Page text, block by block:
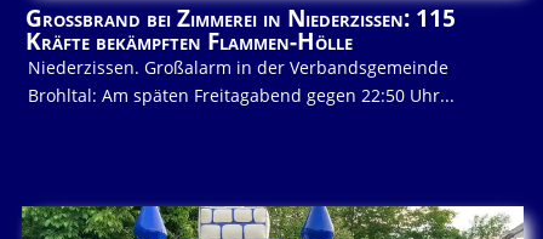
Großbrand bei Zimmerei in Niederzissen: 115
Kräfte bekämpften Flammen-Hölle
Niederzissen. Großalarm in der Verbandsgemeinde
Brohltal: Am späten Freitagabend gegen 22:50 Uhr...